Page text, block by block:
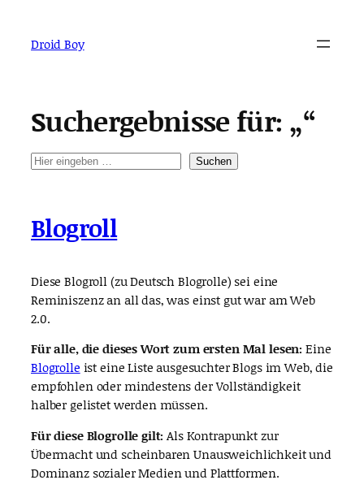
springen
Droid Boy
Suchergebnisse für: „“
Suche Suchen
Blogroll
Diese Blogroll (zu Deutsch Blogrolle) sei eine
Reminiszenz an all das, was einst gut war am Web
2.0.
Für alle, die dieses Wort zum ersten Mal lesen: Eine
Blogrolle ist eine Liste ausgesuchter Blogs im Web, die
empfohlen oder mindestens der Vollständigkeit
halber gelistet werden müssen.
Für diese Blogrolle gilt: Als Kontrapunkt zur
Übermacht und scheinbaren Unausweichlichkeit und
Dominanz sozialer Medien und Plattformen.